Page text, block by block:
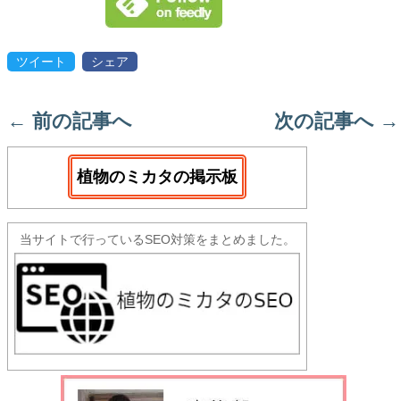
ツイート シェア
← 前の記事へ 次の記事へ →
植物のミカタの掲示板
当サイトで行っているSEO対策をまとめました。